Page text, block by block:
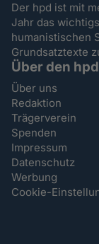
Der hpd ist mit
Jahr das
humanistischen
Grundsatztexte
Über den hpd
Über uns
Redaktion
Trägerverein
Spenden
Impressum
Datenschutz
Werbung
Cookie-